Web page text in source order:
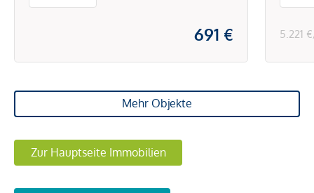
691 € 5.221
Mehr Objekte
Zur Hauptseite Immobilien